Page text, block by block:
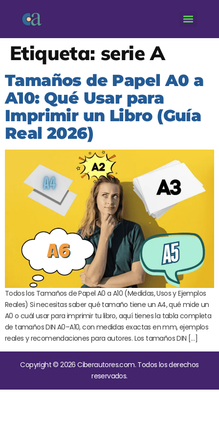
Etiqueta: serie A
Tamaños de Papel A0 a
A10: Qué Usar para
Imprimir un Libro (Guía
Real 2026)
Todos los Tamaños de Papel A0 a A10 (Medidas, Usos y Ejemplos
Reales) Si necesitas saber qué tamaño tiene un A4, qué mide un
A0 o cuál usar para imprimir tu libro, aquí tienes la tabla completa
de tamaños DIN A0–A10, con medidas exactas en mm, ejemplos
reales y recomendaciones para autores. Los tamaños DIN […]
Copyright © 2026 Ciberautores.com. Todos los derechos
reservados.